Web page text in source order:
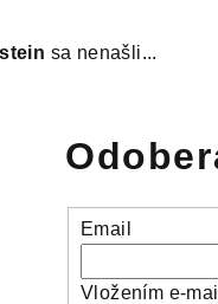
sa nenašli...
Email
Vložením e-